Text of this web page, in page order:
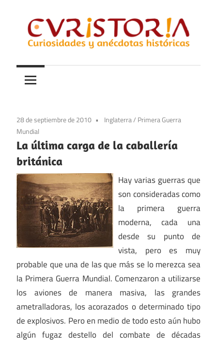
contenido
Curistoria
y
anécdotas
historia
28 de septiembre de 2010 Inglaterra/ Primera Guerra
Mundial
La última carga de la caballería
británica
Hay varias guerras que
son consideradas como
la primera guerra
moderna, cada una
desde su punto de
vista, pero es muy
probable que una de las que más se lo merezca sea
la Primera Guerra Mundial. Comenzaron a utilizarse
los aviones de manera masiva, las grandes
ametralladoras, los acorazados o determinado tipo
de explosivos. Pero en medio de todo esto aún hubo
algún fugaz destello del combate de décadas